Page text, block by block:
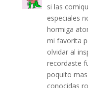
si las
especiales
hormiga
mi favorita
olvidar al
recordaste
poquito
conocidas